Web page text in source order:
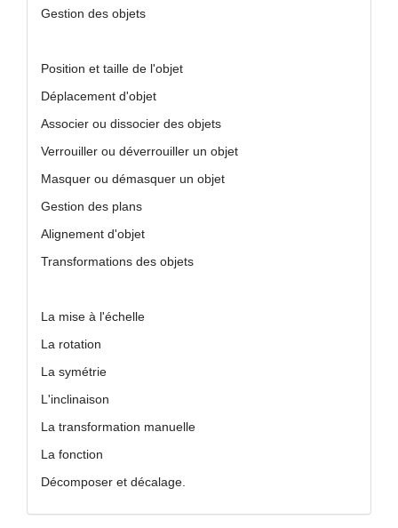
Gestion des objets
Position et taille de l'objet
Déplacement d'objet
Associer ou dissocier des objets
Verrouiller ou déverrouiller un objet
Masquer ou démasquer un objet
Gestion des plans
Alignement d'objet
Transformations des objets
La mise à l'échelle
La rotation
La symétrie
L'inclinaison
La transformation manuelle
La fonction
Décomposer et décalage.